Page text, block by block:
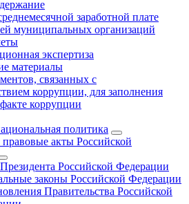
заработной плате
муниципальных организаций
экспертиза
материалы
связанных с
коррупции, для заполнения
коррупции
политика
акты Российской
Российской Федерации
законы Российской Федерации
Правительства Российской